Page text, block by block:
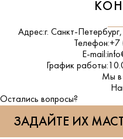
Адрес:г. Санкт-
Телефон:+7
E-mail:
График работы:
Мы в
Остались вопросы?
ЗАДАЙТЕ ИХ